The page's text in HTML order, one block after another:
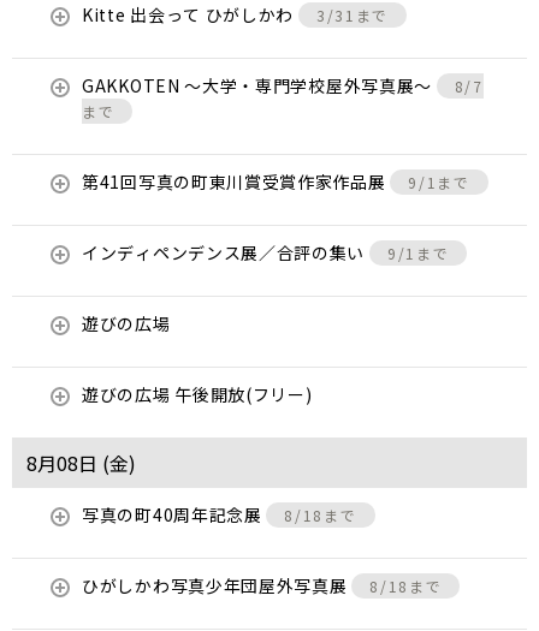
Kitte 出会って ひがしかわ 3/31まで
GAKKOTEN ～大学・専門学校屋外写真展～
8/7
まで
第41回写真の町東川賞受賞作家作品展 9/1まで
インディペンデンス展／合評の集い 9/1まで
遊びの広場
遊びの広場 午後開放(フリー)
8月08日 (金)
写真の町40周年記念展 8/18まで
ひがしかわ写真少年団屋外写真展 8/18まで